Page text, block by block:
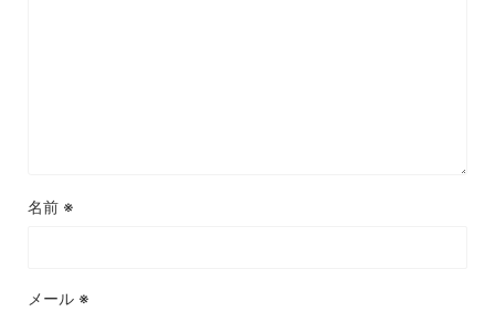
名前 ※
メール ※